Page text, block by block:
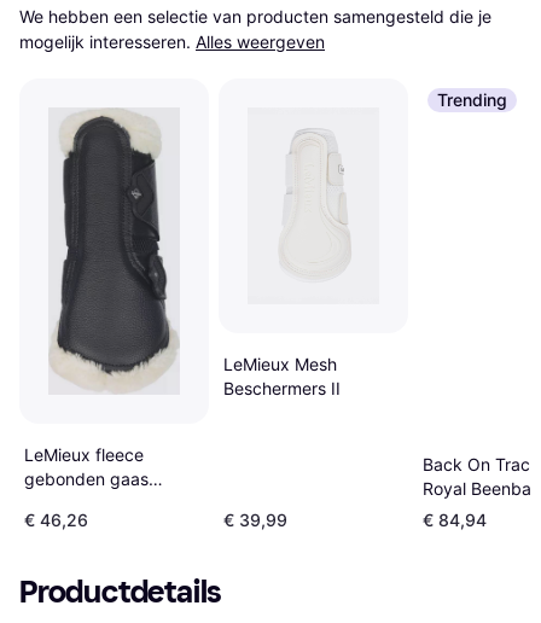
We hebben een selectie van producten samengesteld die je
mogelijk interesseren. Alles weergeven
LeMieux fleece
gebonden gaas
€ 46,26
LeMieux Mesh
Beschermers II
€ 39,99
Trending
Back On
Royal
€ 84,94
Productdetails